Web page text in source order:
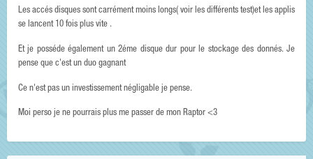
Les accés disques sont carrément moins longs( voir les différents test)et les applis
se lancent 10 fois plus vite .
Et je posséde également un 2éme disque dur pour le stockage des donnés. Je
pense que c'est un duo gagnant
Ce n'est pas un investissement négligable je pense.
Moi perso je ne pourrais plus me passer de mon Raptor <3